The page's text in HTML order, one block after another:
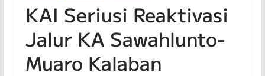
KAI Seriusi Reaktivasi
Jalur KA Sawahlunto-
Muaro Kalaban